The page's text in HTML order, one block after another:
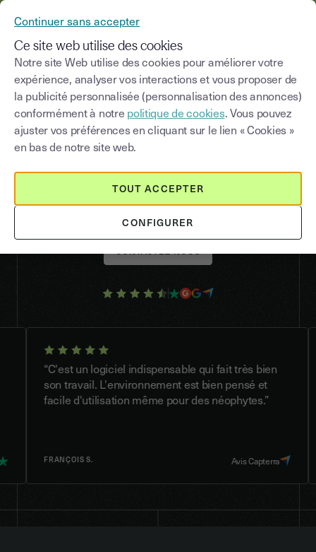
YOUTRUST VS PANDADOC
Youtrust, l'alternative
française et experte à
Pandadoc
CONTACTEZ-NOUS
“C'est un logiciel indispensable qui fait très bien
son travail. L'environnement est bien pensé et
facile d'utilisation même pour des néophytes.”
FRANÇOIS S. Avis Capterra
Continuer sans accepter
Ce site web utilise des cookies
Notre site Web utilise des cookies pour améliorer votre
expérience, analyser vos interactions et vous proposer de
la publicité personnalisée (personnalisation des annonces)
conformément à notre politique de cookies. Vous pouvez
ajuster vos préférences en cliquant sur le lien « Cookies »
en bas de notre site web.
CONFIGURER
TOUT ACCEPTER